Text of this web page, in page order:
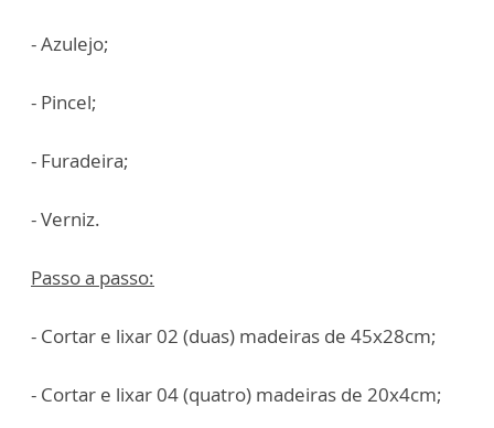
- Azulejo;
- Pincel;
- Furadeira;
- Verniz.
Passo a passo:
- Cortar e lixar 02 (duas) madeiras de 45x28cm;
- Cortar e lixar 04 (quatro) madeiras de 20x4cm;